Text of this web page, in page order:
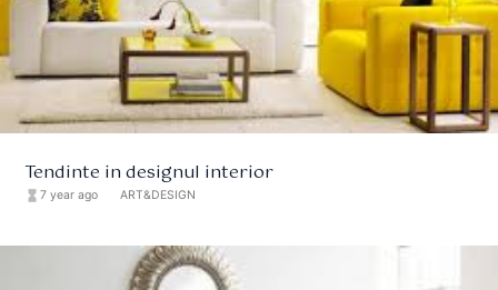
Tendinte in designul interior
hourglass_full7 year ago format_list_bulletedART&DESIGN